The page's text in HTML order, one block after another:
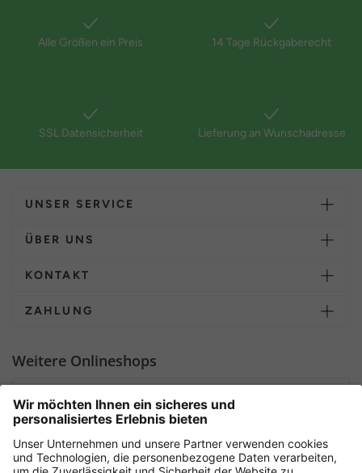
Alle Größen ein Preis 14 Tage Rückgaberecht
SSL Datensicherheit Lieferung an Wunschadresse
UNSER SERVICE
ÜBER UNS
KONTAKT
ZAHLUNG
Weitere Onlineshops
Sicher einkaufen mit